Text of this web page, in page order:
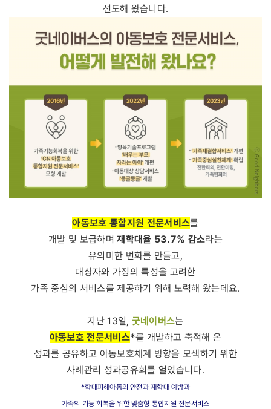
선도해 왔습니다.
아동보호 통합지원 전문서비스를
개발 및 보급하며재학대율 53.7% 감소라는
유의미한 변화를 만들고,
대상자와 가정의 특성을 고려한
가족 중심의 서비스를 제공하기 위해 노력해 왔는데요.
지난 13일, 굿네이버스는
아동보호 전문서비스*를 개발하고 축적해 온
성과를 공유하고 아동보호체계 방향을 모색하기 위한
사례관리 성과공유회를 열었습니다.
*학대피해아동의 안전과 재학대 예방과
가족의 기능 회복을 위한 맞춤형 통합지원 전문서비스